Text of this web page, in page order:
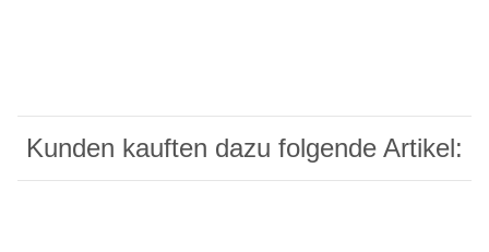
Kunden kauften dazu folgende Artikel: